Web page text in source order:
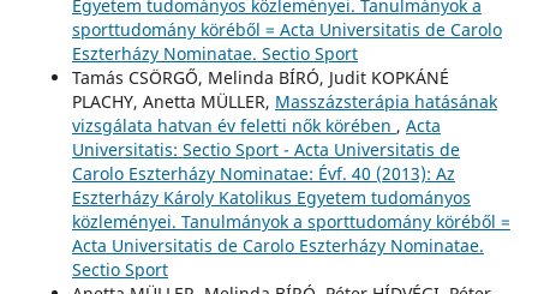
Egyetem tudományos közleményei. Tanulmányok a
sporttudomány köréből = Acta Universitatis de Carolo
Eszterházy Nominatae. Sectio Sport
Tamás CSÖRGŐ, Melinda BÍRÓ, Judit KOPKÁNÉ
PLACHY, Anetta MÜLLER, Masszázsterápia hatásának
vizsgálata hatvan év feletti nők körében , Acta
Universitatis: Sectio Sport - Acta Universitatis de
Carolo Eszterházy Nominatae: Évf. 40 (2013): Az
Eszterházy Károly Katolikus Egyetem tudományos
közleményei. Tanulmányok a sporttudomány köréből =
Acta Universitatis de Carolo Eszterházy Nominatae.
Sectio Sport